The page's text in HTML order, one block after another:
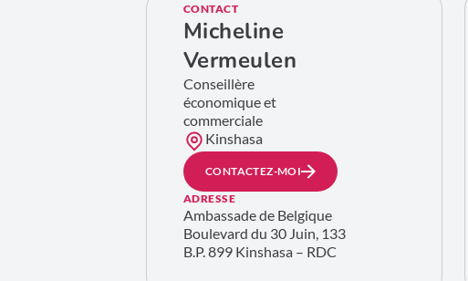
CONTACT
Micheline
Vermeulen
Conseillère
économique et
commerciale
Kinshasa
CONTACTEZ-MOI
ADRESSE
Ambassade de Belgique
Boulevard du 30 Juin, 133
B.P. 899 Kinshasa – RDC